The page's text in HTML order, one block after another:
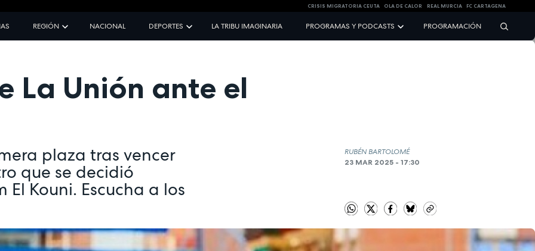
CRISIS MIGRATORIA CEUTA OLA DE CALOR REAL MURCIA FC CARTAGENA
REGIÓN NACIONAL DEPORTES LA TRIBU IMAGINARIA PROGRAMAS Y PODCASTS PROGRAMACIÓN
La Unión ante el
plaza tras vencer
que se decidió
Kouni. Escucha a los
RUBÉN BARTOLOMÉ
23 MAR 2025 - 17:30